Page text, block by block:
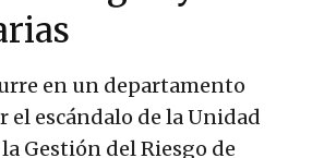
en un departamento
el escándalo de la Unidad
Gestión del Riesgo de